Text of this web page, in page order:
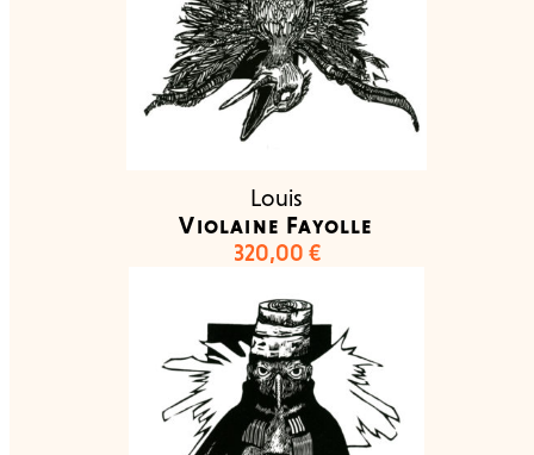
Louis
Violaine Fayolle
320,00 €